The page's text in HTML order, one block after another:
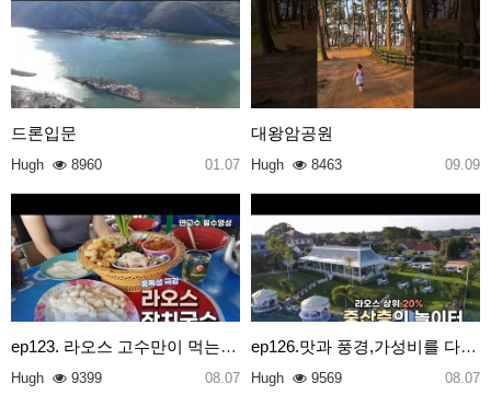
드론입문
Hugh 8960 01.07
대왕암공원
Hugh 8463 09.09
ep123. 라오스 고수만이 먹는 다는 전설의 국수
Hugh 9399 08.07
ep126.맛과 풍경,가성비를 다잡은 라오스의 핫플2곳
Hugh 9569 08.07